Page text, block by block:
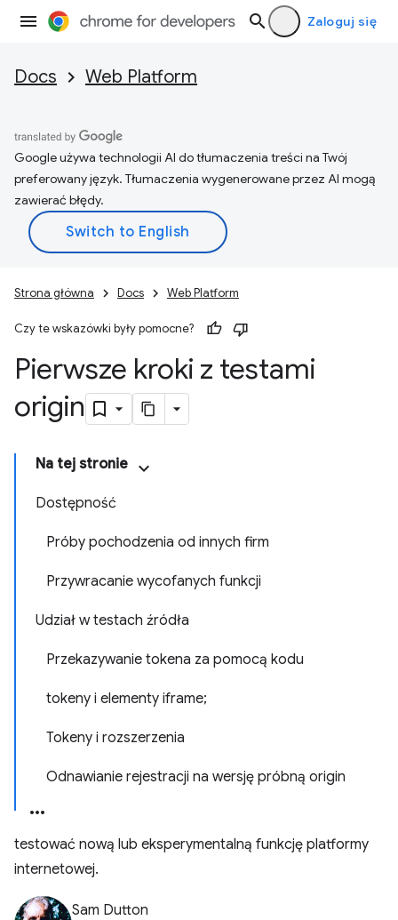
Zaloguj się
Docs Web Platform
Google używa technologii AI do tłumaczenia treści na Twój
preferowany język. Tłumaczenia wygenerowane przez AI mogą
zawierać błędy.
Strona główna Docs Web Platform
Czy te wskazówki były pomocne?
Pierwsze kroki z testami
origin
Na tej stronie
Dostępność
Próby pochodzenia od innych firm
Przywracanie wycofanych funkcji
Udział w testach źródła
Przekazywanie tokena za pomocą kodu
tokeny i elementy iframe;
Tokeny i rozszerzenia
Odnawianie rejestracji na wersję próbną origin
testować nową lub eksperymentalną funkcję platformy
internetowej.
Sam Dutton